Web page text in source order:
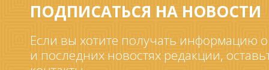
ПОДПИСАТЬСЯ НА НОВОСТИ
Если вы хотите получать информацию
и последних новостях редакции,